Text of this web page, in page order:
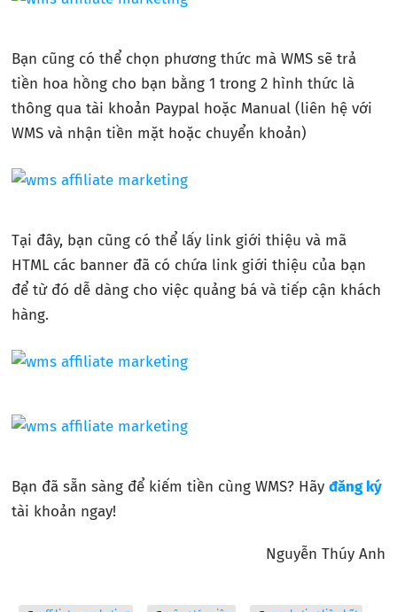
Bạn cũng có thể chọn phương thức mà WMS sẽ trả
tiền hoa hồng cho bạn bằng 1 trong 2 hình thức là
thông qua tài khoản Paypal hoặc Manual (liên hệ với
WMS và nhận tiền mặt hoặc chuyển khoản)
Tại đây, bạn cũng có thể lấy link giới thiệu và mã
HTML các banner đã có chứa link giới thiệu của bạn
để từ đó dễ dàng cho việc quảng bá và tiếp cận khách
hàng.
Bạn đã sẵn sàng để kiếm tiền cùng WMS? Hãyđăng ký
tài khoản ngay!
Nguyễn Thúy Anh